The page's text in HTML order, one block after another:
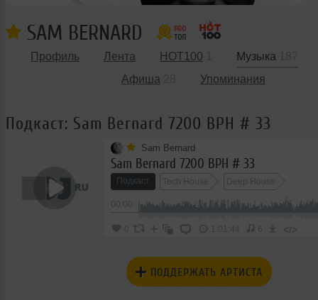
SAM BERNARD
Профиль Лента HOT100 Музыка
Афиша
Упоминания
Подкаст: Sam Bernard 7200 BPH # 33
Sam Bernard
Sam Bernard 7200 BPH # 33
Подкаст Tech House Deep House
6 </>
ПОДДЕРЖАТЬ АРТИСТА